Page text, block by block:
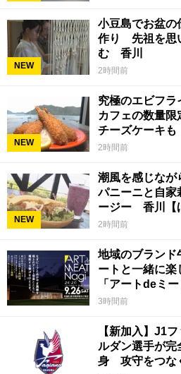
NEW
小豆島でお盆の
作り 先祖を思
む 香川
2時間前
NEW
究極のエビフラ
カフェの数量
チーズケーキ
ェ】
2時間前
NEW
潮風を感じな
パニーニと自家
ージー 香川【
2時間前
地域のブランド
ートと一緒に
「アートdeミ
3時間前
【新加入】J1
ルダン選手が
身 攻守をつな